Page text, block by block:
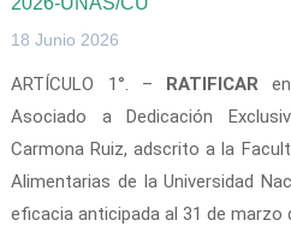
18 Junio 2026
ARTÍCULO 1°. – RATIFICAR
Asociado a Dedicación
Carmona Ruiz, adscrito a la
Alimentarias de la Universidad
eficacia anticipada al 31 de marzo